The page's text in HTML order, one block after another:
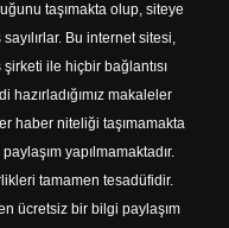
taşımakta olup, siteye
Bu internet sitesi,
ile hiçbir bağlantısı
hazırladığımız makaleler
haber niteliği taşımamakta
yapılmamaktadır.
tamamen tesadüfidir.
ücretsiz bir bilgi paylaşım